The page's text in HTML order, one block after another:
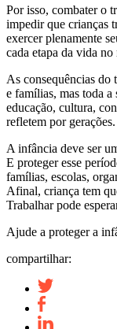
Por isso, combater o
impedir que crianças
exercer plenamente
cada etapa da vida
As consequências do
e famílias, mas toda
educação, cultura,
refletem por gerações.
A infância deve ser
E proteger esse
famílias, escolas,
Afinal, criança tem
Trabalhar pode
Ajude a proteger a
compartilhar: